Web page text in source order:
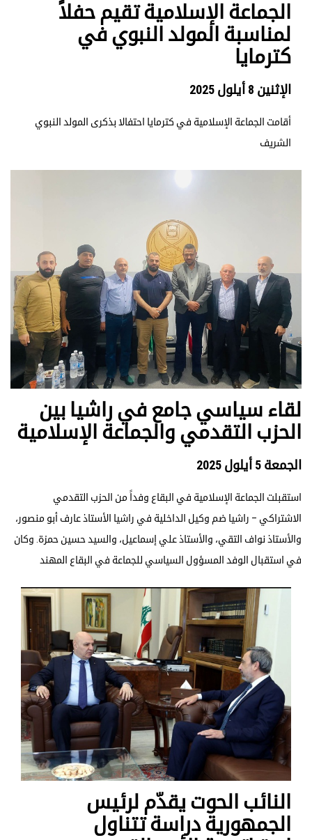
الجماعة الإسلامية تقيم حفلاً
لمناسبة المولد النبوي في
كترمايا
الإثنين 8 أيلول 2025
أقامت الجماعة الإسلامية في كترمايا احتفالا بذكرى المولد النبوي
الشريف
لقاء سياسي جامع في راشيا بين
الحزب التقدمي والجماعة الإسلامية
الجمعة 5 أيلول 2025
استقبلت الجماعة الإسلامية في البقاع وفداً من الحزب التقدمي
الاشتراكي – راشيا ضم وكيل الداخلية في راشيا الأستاذ عارف أبو منصور،
والأستاذ نواف التقي، والأستاذ علي إسماعيل، والسيد حسين حمزة. وكان
في استقبال الوفد المسؤول السياسي للجماعة في البقاع المهند
النائب الحوت يقدّم لرئيس
الجمهورية دراسة تتناول